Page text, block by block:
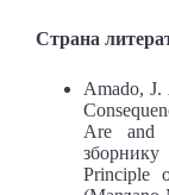
Страна
Amado,
Are and
Principle